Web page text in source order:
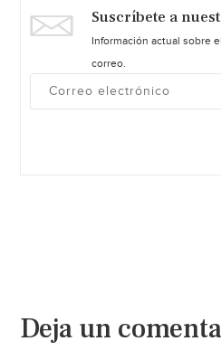
Suscríbete a
Información actual sobre
correo.
Deja un